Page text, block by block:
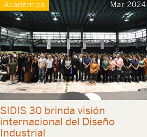
Académico Mar 2024
SIDIS 30 brinda visión
internacional del Diseño
Industrial